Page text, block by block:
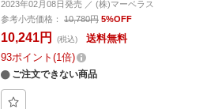
2023年02月08日発売 ／ (株)マーベラス
参考小売価格：
10,780円 5%OFF
10,241円 (税込)
送料無料
93ポイント 1倍
ご注文できない商品